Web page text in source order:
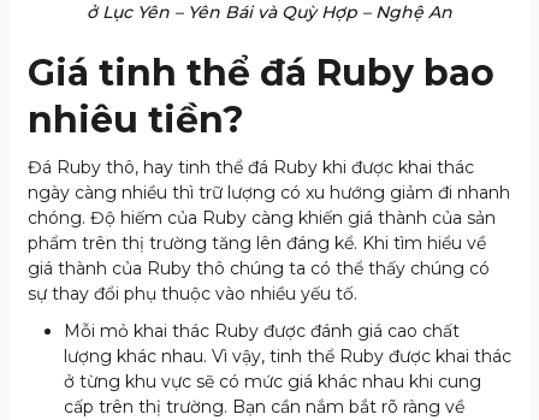
ở Lục Yên – Yên Bái và Quỳ Hợp – Nghệ An
Giá tinh thể đá Ruby bao
nhiêu tiền?
Đá Ruby thô, hay tinh thể đá Ruby khi được khai thác
ngày càng nhiều thì trữ lượng có xu hướng giảm đi nhanh
chóng. Độ hiếm của Ruby càng khiến giá thành của sản
phẩm trên thị trường tăng lên đáng kể. Khi tìm hiểu về
giá thành của Ruby thô chúng ta có thể thấy chúng có
sự thay đổi phụ thuộc vào nhiều yếu tố.
Mỗi mỏ khai thác Ruby được đánh giá cao chất
lượng khác nhau. Vì vậy, tinh thể Ruby được khai thác
ở từng khu vực sẽ có mức giá khác nhau khi cung
cấp trên thị trường. Bạn cần nắm bắt rõ ràng về